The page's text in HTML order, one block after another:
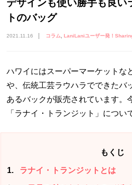
デザインも使い勝手も良い
トのバッグ
2021.11.16 コラム LaniLaniユーザー発！
ハワイにはスーパーマーケットな
や、伝統工芸ラウハラでできたバ
あるバックが販売されています。
「ラナイ・トランジット」につい
もくじ
1 ラナイ・トランジットとは